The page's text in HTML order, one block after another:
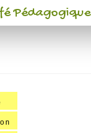
Pédagogique